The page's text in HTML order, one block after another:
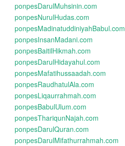
ponpesDarulMuhsinin.com
ponpesNurulHudas.com
ponpesMadinatuddiniyahBabul.com
ponpesInsanMadani.com
ponpesBaitilHikmah.com
ponpesDarulHidayahul.com
ponpesMafatihussaadah.com
ponpesRaudhatulAla.com
ponpesLiqaurrahmah.com
ponpesBabulUlum.com
ponpesThariqunNajah.com
ponpesDarulQuran.com
ponpesDarulMifathurrahmah.com